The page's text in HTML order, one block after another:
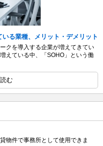
る業種、メリット・デメリット
クを導入する企業が増えてきてい
えている中、「SOHO」という働
む
物件で事務所として使用できま